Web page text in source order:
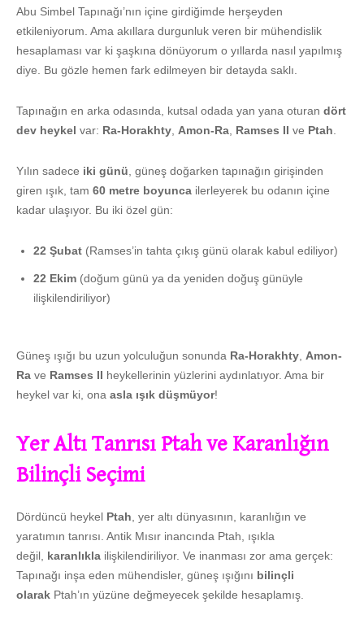
Abu Simbel Tapınağı’nın içine girdiğimde herşeyden
etkileniyorum. Ama akıllara durgunluk veren bir mühendislik
hesaplaması var ki şaşkına dönüyorum o yıllarda nasıl yapılmış
diye. Bu gözle hemen fark edilmeyen bir detayda saklı.
Tapınağın en arka odasında, kutsal odada yan yana oturan dört
dev heykel var: Ra-Horakhty Amon-Ra Ramses II ve Ptah
Yılın sadece iki günü , güneş doğarken tapınağın girişinden
giren ışık, tam 60 metre boyunca ilerleyerek bu odanın içine
kadar ulaşıyor. Bu iki özel gün:
22 Şubat (Ramses’in tahta çıkış günü olarak kabul ediliyor)
22 Ekim (doğum günü ya da yeniden doğuş günüyle
ilişkilendiriliyor)
Güneş ışığı bu uzun yolculuğun sonunda Ra-Horakhty Amon-
Ra ve Ramses II heykellerinin yüzlerini aydınlatıyor. Ama bir
heykel var ki, ona asla ışık düşmüyor!
Yer Altı Tanrısı Ptah ve Karanlığın
Bilinçli Seçimi
Dördüncü heykel Ptah , yer altı dünyasının, karanlığın ve
yaratımın tanrısı. Antik Mısır inancında Ptah, ışıkla
değil, karanlıkla ilişkilendiriliyor. Ve inanması zor ama gerçek:
Tapınağı inşa eden mühendisler, güneş ışığını bilinçli
olarak Ptah’ın yüzüne değmeyecek şekilde hesaplamış.